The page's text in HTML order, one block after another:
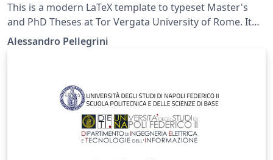
This is a modern LaTeX template to typeset Master's
and PhD Theses at Tor Vergata University of Rome. It
respects by the official University Visual Identity:
https://web.uniroma2.it/contenuto/manuale-identita-
frontespizio_Tesi-di-Laurea.pdf The main class is
publicly available on CTAN: https://ctan.org/pkg/tvthesis
Alessandro Pellegrini